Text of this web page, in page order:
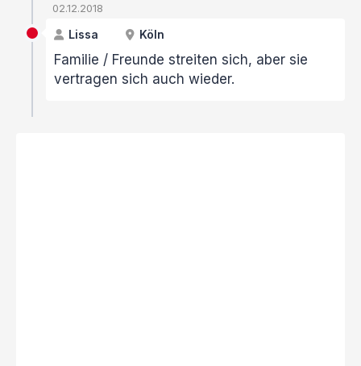
02.12.2018
Lissa Köln
Familie / Freunde streiten sich, aber sie
vertragen sich auch wieder.